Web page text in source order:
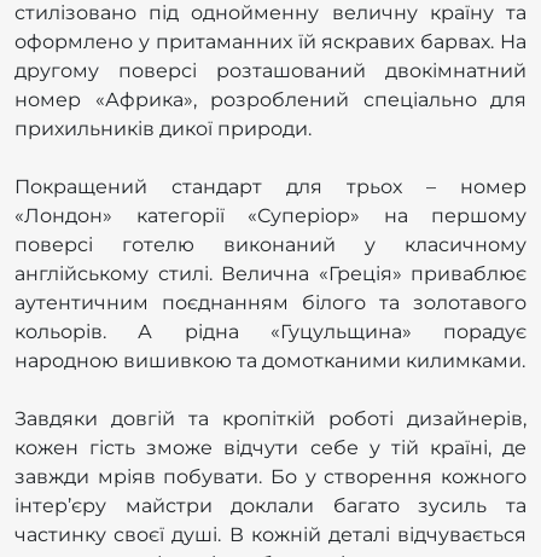
стилізовано під однойменну величну країну та
оформлено у притаманних їй яскравих барвах. На
другому поверсі розташований двокімнатний
номер «Африка», розроблений спеціально для
прихильників дикої природи.
Покращений стандарт для трьох – номер
«Лондон» категорії «Суперіор» на першому
поверсі готелю виконаний у класичному
англійському стилі. Велична «Греція» приваблює
аутентичним поєднанням білого та золотавого
кольорів. А рідна «Гуцульщина» порадує
народною вишивкою та домотканими килимками.
Завдяки довгій та кропіткій роботі дизайнерів,
кожен гість зможе відчути себе у тій країні, де
завжди мріяв побувати. Бо у створення кожного
інтер’єру майстри доклали багато зусиль та
частинку своєї душі. В кожній деталі відчувається